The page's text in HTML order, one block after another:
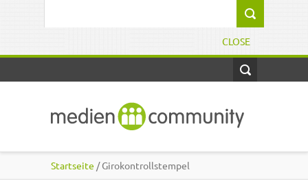
CLOSE
Startseite / Girokontrollstempel